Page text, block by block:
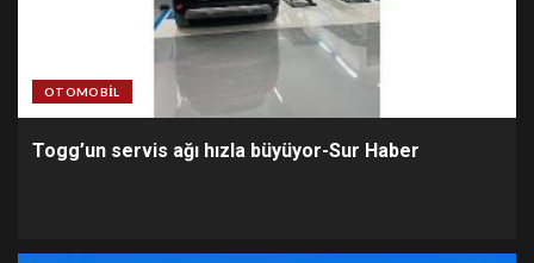
OTOMOBIL
Togg’un servis ağı hızla büyüyor-Sur Haber